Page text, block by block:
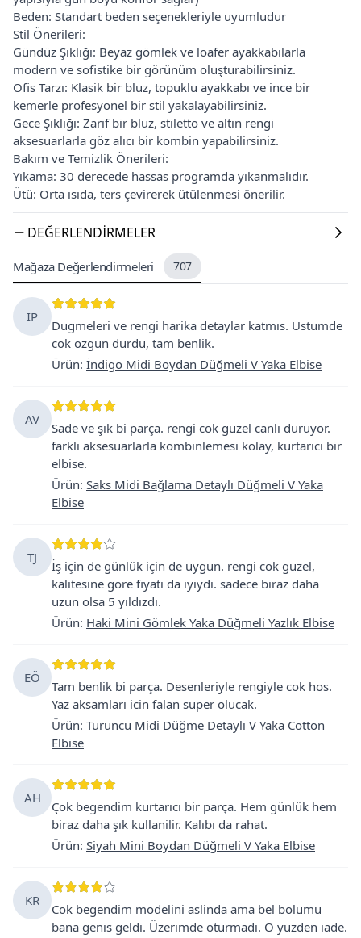
Beden: Standart beden seçenekleriyle uyumludur
Stil Önerileri:
Gündüz Şıklığı: Beyaz gömlek ve loafer ayakkabılarla
modern ve sofistike bir görünüm oluşturabilirsiniz.
Ofis Tarzı: Klasik bir bluz, topuklu ayakkabı ve ince bir
kemerle profesyonel bir stil yakalayabilirsiniz.
Gece Şıklığı: Zarif bir bluz, stiletto ve altın rengi
aksesuarlarla göz alıcı bir kombin yapabilirsiniz.
Bakım ve Temizlik Önerileri:
Yıkama: 30 derecede hassas programda yıkanmalıdır.
Ütü: Orta ısıda, ters çevirerek ütülenmesi önerilir.
DEĞERLENDIRMELER
Mağaza Değerlendirmeleri 707
IP
Dugmeleri ve rengi harika detaylar katmıs. Ustumde
cok ozgun durdu, tam benlik.
Ürün: İndigo Midi Boydan Düğmeli V Yaka Elbise
AV
Sade ve şık bi parça. rengi cok guzel canlı duruyor.
farklı aksesuarlarla kombinlemesi kolay, kurtarıcı bir
elbise.
Ürün: Saks Midi Bağlama Detaylı Düğmeli V Yaka
Elbise
TJ
İş için de günlük için de uygun. rengi cok guzel,
kalitesine gore fiyatı da iyiydi. sadece biraz daha
uzun olsa 5 yıldızdı.
Ürün: Haki Mini Gömlek Yaka Düğmeli Yazlık Elbise
EÖ
Tam benlik bi parça. Desenleriyle rengiyle cok hos.
Yaz aksamları icin falan super olucak.
Ürün: Turuncu Midi Düğme Detaylı V Yaka Cotton
Elbise
AH
Çok begendim kurtarıcı bir parça. Hem günlük hem
biraz daha şık kullanilir. Kalıbı da rahat.
Ürün: Siyah Mini Boydan Düğmeli V Yaka Elbise
KR
Cok begendim modelini aslinda ama bel bolumu
bana genis geldi. Üzerimde oturmadi. O yuzden iade.